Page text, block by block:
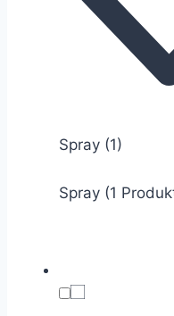
Spray (1)
Spray (1